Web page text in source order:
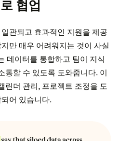
협업
일관되고 효과적인 지원을 제공
만 매우 어려워지는 것이 사실
데이터를 통합하고 팀이 지식
통할 수 있도록 도와줍니다. 이
린더 관리, 프로젝트 조정을 도
어 있습니다.